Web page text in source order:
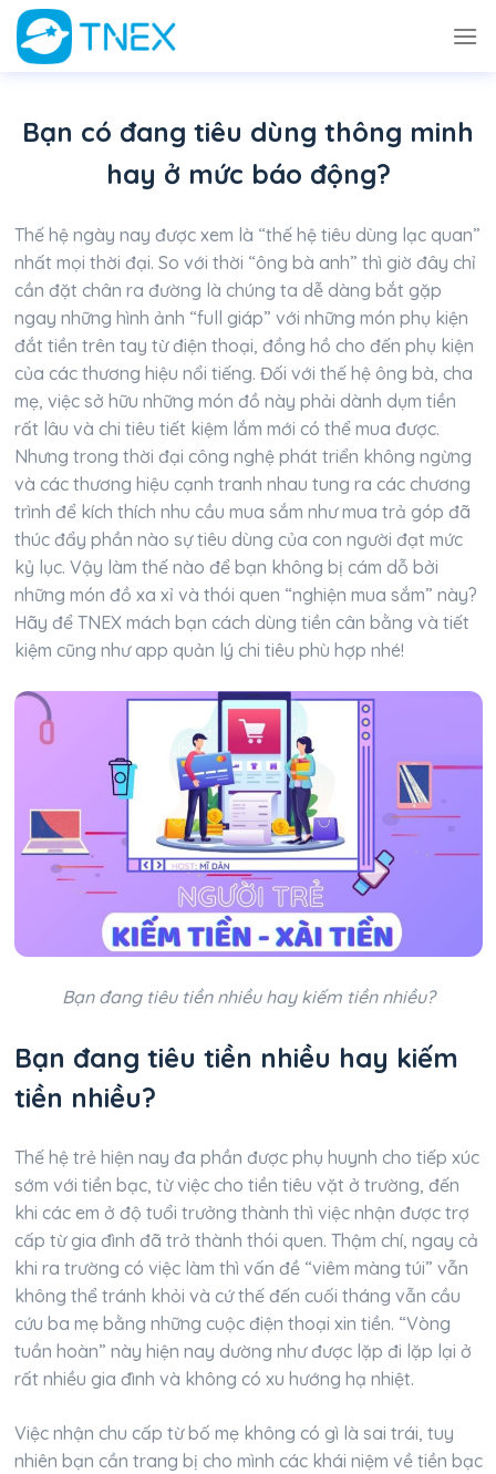
Skip
content
Bạn có đang tiêu dùng thông minh
hay ở mức báo động?
Thế hệ ngày nay được xem là “thế hệ tiêu dùng lạc quan”
nhất mọi thời đại. So với thời “ông bà anh” thì giờ đây chỉ
cần đặt chân ra đường là chúng ta dễ dàng bắt gặp
ngay những hình ảnh “full giáp” với những món phụ kiện
đắt tiền trên tay từ điện thoại, đồng hồ cho đến phụ kiện
của các thương hiệu nổi tiếng. Đối với thế hệ ông bà, cha
mẹ, việc sở hữu những món đồ này phải dành dụm tiền
rất lâu và chi tiêu tiết kiệm lắm mới có thể mua được.
Nhưng trong thời đại công nghệ phát triển không ngừng
và các thương hiệu cạnh tranh nhau tung ra các chương
trình để kích thích nhu cầu mua sắm như mua trả góp đã
thúc đẩy phần nào sự tiêu dùng của con người đạt mức
kỷ lục. Vậy làm thế nào để bạn không bị cám dỗ bởi
những món đồ xa xỉ và thói quen “nghiện mua sắm” này?
Hãy để TNEX mách bạn cách dùng tiền cân bằng và tiết
kiệm cũng như app quản lý chi tiêu phù hợp nhé!
Bạn đang tiêu tiền nhiều hay kiếm tiền nhiều?
Bạn đang tiêu tiền nhiều hay kiếm
tiền nhiều?
Thế hệ trẻ hiện nay đa phần được phụ huynh cho tiếp xúc
sớm với tiền bạc, từ việc cho tiền tiêu vặt ở trường, đến
khi các em ở độ tuổi trưởng thành thì việc nhận được trợ
cấp từ gia đình đã trở thành thói quen. Thậm chí, ngay cả
khi ra trường có việc làm thì vấn đề “viêm màng túi” vẫn
không thể tránh khỏi và cứ thế đến cuối tháng vẫn cầu
cứu ba mẹ bằng những cuộc điện thoại xin tiền. “Vòng
tuần hoàn” này hiện nay dường như được lặp đi lặp lại ở
rất nhiều gia đình và không có xu hướng hạ nhiệt.
Việc nhận chu cấp từ bố mẹ không có gì là sai trái, tuy
nhiên bạn cần trang bị cho mình các khái niệm về tiền bạc